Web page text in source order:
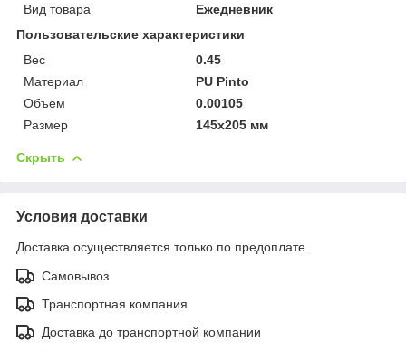
Вид товара
Ежедневник
Пользовательские характеристики
Вес
0.45
Материал
PU Pinto
Объем
0.00105
Размер
145x205 мм
Скрыть
Условия доставки
Доставка осуществляется только по предоплате.
Самовывоз
Транспортная компания
Доставка до транспортной компании